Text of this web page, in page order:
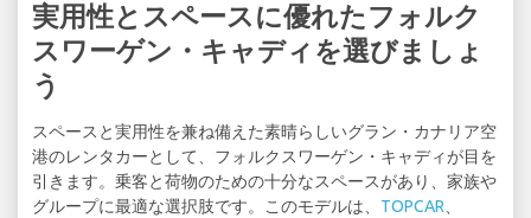
実用性とスペースに優れたフォルク
スワーゲン・キャディを選びましょ
う
スペースと実用性を兼ね備えた素晴らしいグラン・カナリア空
港のレンタカーとして、フォルクスワーゲン・キャディが目を
引きます。乗客と荷物のための十分なスペースがあり、家族や
グループに最適な選択肢です。このモデルは、 TOPCAR